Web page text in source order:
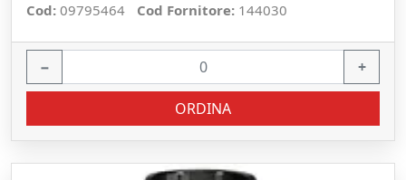
Cod: 09795464 Cod Fornitore: 144030
− +
ORDINA